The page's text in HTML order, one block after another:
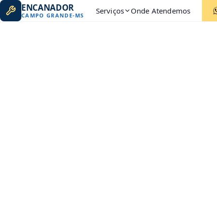
ENCANADOR
CAMPO GRANDE-MS Serviços Onde Atendemos